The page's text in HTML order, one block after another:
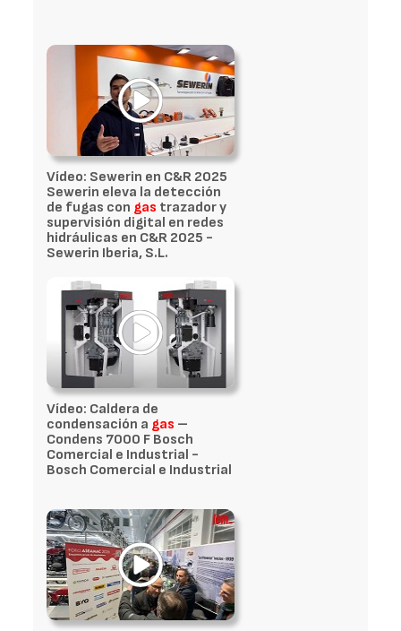
Vídeo: Sewerin en C&R 2025
Sewerin eleva la detección
de fugas con gas trazador y
supervisión digital en redes
hidráulicas en C&R 2025 -
Sewerin Iberia, S.L.
Vídeo: Caldera de
condensación a gas –
Condens 7000 F Bosch
Comercial e Industrial -
Bosch Comercial e Industrial